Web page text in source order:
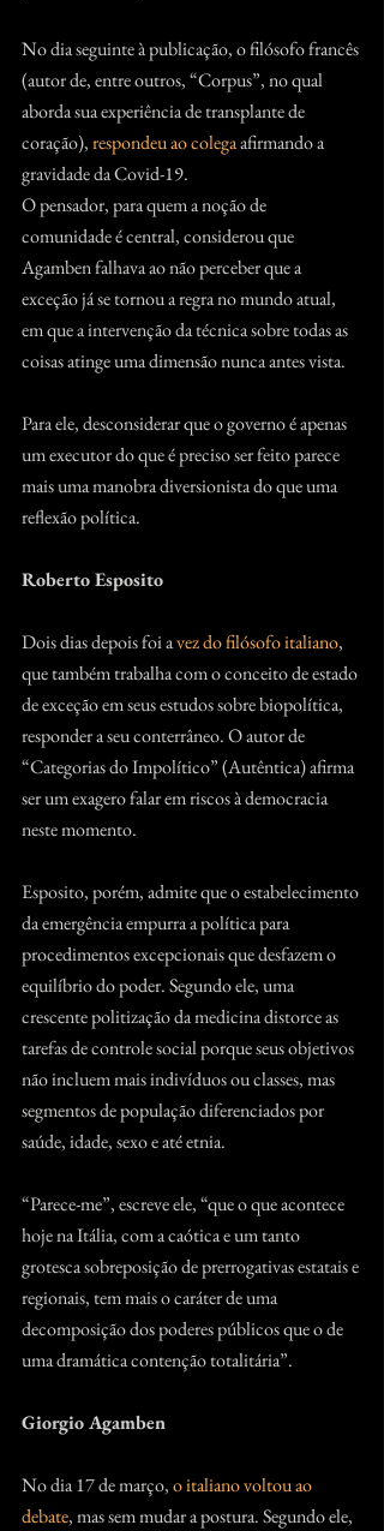
No dia seguinte à publicação, o filósofo francês
(autor de, entre outros, “Corpus”, no qual
aborda sua experiência de transplante de
coração), respondeu ao colega afirmando a
gravidade da Covid-19.
O pensador, para quem a noção de
comunidade é central, considerou que
Agamben falhava ao não perceber que a
exceção já se tornou a regra no mundo atual,
em que a intervenção da técnica sobre todas as
coisas atinge uma dimensão nunca antes vista.
Para ele, desconsiderar que o governo é apenas
um executor do que é preciso ser feito parece
mais uma manobra diversionista do que uma
reflexão política.
Roberto Esposito
Dois dias depois foi a vez do filósofo italiano,
que também trabalha com o conceito de estado
de exceção em seus estudos sobre biopolítica,
responder a seu conterrâneo. O autor de
“Categorias do Impolítico” (Autêntica) afirma
ser um exagero falar em riscos à democracia
neste momento.
Esposito, porém, admite que o estabelecimento
da emergência empurra a política para
procedimentos excepcionais que desfazem o
equilíbrio do poder. Segundo ele, uma
crescente politização da medicina distorce as
tarefas de controle social porque seus objetivos
não incluem mais indivíduos ou classes, mas
segmentos de população diferenciados por
saúde, idade, sexo e até etnia.
“Parece-me”, escreve ele, “que o que acontece
hoje na Itália, com a caótica e um tanto
grotesca sobreposição de prerrogativas estatais e
regionais, tem mais o caráter de uma
decomposição dos poderes públicos que o de
uma dramática contenção totalitária”.
Giorgio Agamben
No dia 17 de março, o italiano voltou ao
debate, mas sem mudar a postura. Segundo ele,